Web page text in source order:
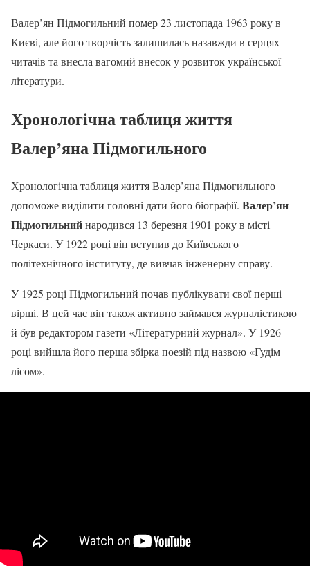
Валер’ян Підмогильний помер 23 листопада 1963 року в
Києві, але його творчість залишилась назавжди в серцях
читачів та внесла вагомий внесок у розвиток української
літератури.
Хронологічна таблиця життя
Валер’яна Підмогильного
Хронологічна таблиця життя Валер’яна Підмогильного
допоможе виділити головні дати його біографії. Валер’ян
Підмогильнийнародився 13 березня 1901 року в місті
Черкаси. У 1922 році він вступив до Київського
політехнічного інституту, де вивчав інженерну справу.
У 1925 році Підмогильний почав публікувати свої перші
вірші. В цей час він також активно займався журналістикою
й був редактором газети «Літературний журнал». У 1926
році вийшла його перша збірка поезій під назвою «Гудім
лісом».